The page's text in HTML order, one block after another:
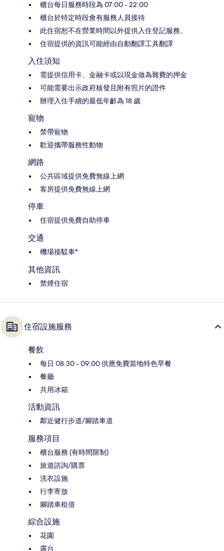
櫃台每日服務時段為 07:00 - 22:00
櫃台於特定時段會有服務人員接待
此住宿恕不在營業時間以外提供入住登記服務。
住宿提供的資訊可能經由自動翻譯工具翻譯
入住須知
需提供信用卡、金融卡或以現金做為雜費的押金
可能需要出示政府核發且附有照片的證件
辦理入住手續的最低年齡為 18 歲
寵物
禁帶寵物
歡迎攜帶服務性動物
網路
公共區域提供免費無線上網
客房提供免費無線上網
停車
住宿提供免費自助停車
交通
機場接駁車*
其他資訊
禁煙住宿
住宿設施服務
餐飲
每日 08:30 - 09:00 供應免費當地特色早餐
餐廳
共用冰箱
活動資訊
鄰近健行步道/腳踏車道
服務項目
櫃台服務 (有時間限制)
旅遊諮詢/購票
洗衣設施
行李寄放
腳踏車租借
綜合設施
花園
露台